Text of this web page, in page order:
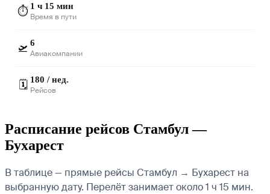
⏱️ 1 ч 15 мин
Время в пути
🛫 6
Авиакомпании
🗓️ 180 / нед.
Рейсов
Расписание рейсов Стамбул —
Бухарест
В таблице — прямые рейсы Стамбул → Бухарест на
выбранную дату. Перелёт занимает около 1 ч 15 мин.